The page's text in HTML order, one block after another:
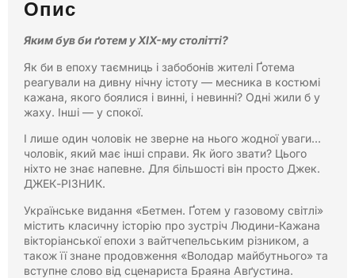
Опис
Яким був би ґотем у XIX-му столітті?
Як би в епоху таємниць і забобонів жителі Ґотема
реагували на дивну нічну істоту — месника в костюмі
кажана, якого боялися і винні, і невинні? Одні жили б у
жаху. Інші — у спокої.
І лише один чоловік не зверне на нього жодної уваги…
чоловік, який має інші справи. Як його звати? Цього
ніхто не знає напевне. Для більшості він просто Джек.
ДЖЕК-РІЗНИК.
Українське видання «Бетмен. Ґотем у газовому світлі»
містить класичну історію про зустріч Людини-Кажана
вікторіанської епохи з вайтчепельським різником, а
також її знане продовження «Володар майбутнього» та
вступне слово від сценариста Браяна Авґустина.